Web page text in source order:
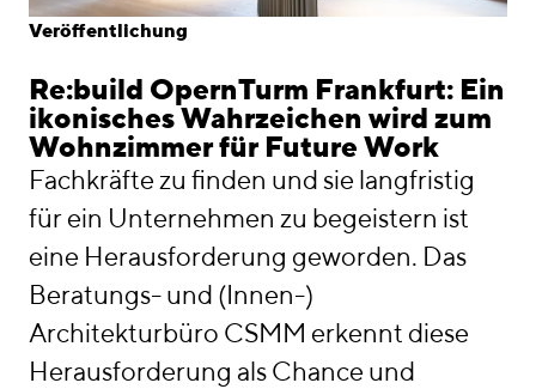
Standorte
linkedininstagram
Deutsch
English
Impressum
Datenschutz
Veröffentlichung
Re:build OpernTurm Frankfurt: Ein
ikonisches Wahrzeichen wird zum
Wohnzimmer für Future Work
Fachkräfte zu finden und sie langfristig
für ein Unternehmen zu begeistern ist
eine Herausforderung geworden. Das
Beratungs- und (Innen-)
Architekturbüro CSMM erkennt diese
Herausforderung als Chance und